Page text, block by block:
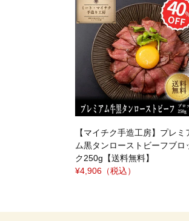
【マイチク手造工房】プレミ
ム黒タンローストビーフブロ
ク250g【送料無料】
¥4,906 （税込）